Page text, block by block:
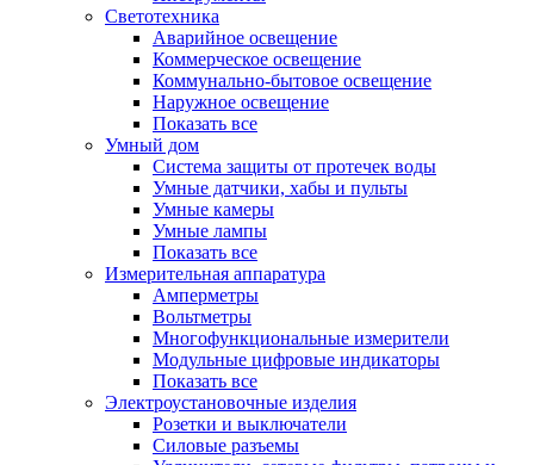
Светотехника
Аварийное освещение
Коммерческое освещение
Коммунально-бытовое освещение
Наружное освещение
Показать все
Умный дом
Система защиты от протечек воды
Умные датчики, хабы и пульты
Умные камеры
Умные лампы
Показать все
Измерительная аппаратура
Амперметры
Вольтметры
Многофункциональные измерители
Модульные цифровые индикаторы
Показать все
Электроустановочные изделия
Розетки и выключатели
Силовые разъемы